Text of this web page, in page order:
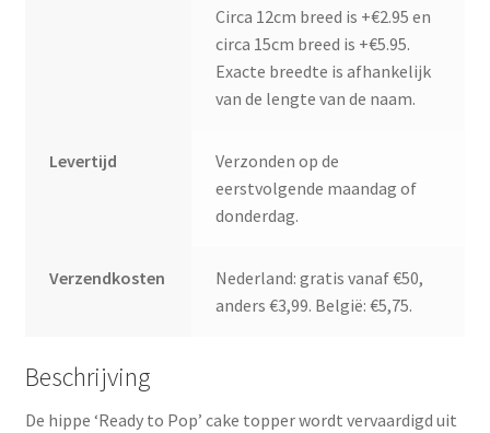
Circa 12cm breed is +€2.95 en
circa 15cm breed is +€5.95.
Exacte breedte is afhankelijk
van de lengte van de naam.
Levertijd
Verzonden op de
eerstvolgende maandag of
donderdag.
Verzendkosten
Nederland: gratis vanaf €50,
anders €3,99. België: €5,75.
Beschrijving
De hippe ‘Ready to Pop’ cake topper wordt vervaardigd uit